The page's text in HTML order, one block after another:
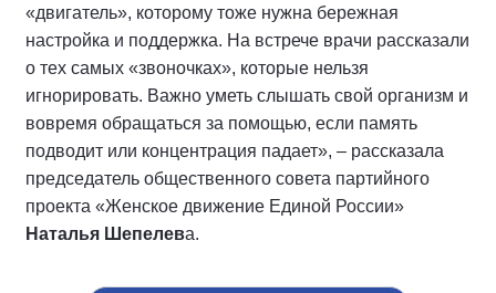
«двигатель», которому тоже нужна бережная
настройка и поддержка. На встрече врачи рассказали
о тех самых «звоночках», которые нельзя
игнорировать. Важно уметь слышать свой организм и
вовремя обращаться за помощью, если память
подводит или концентрация падает», – рассказала
председатель общественного совета партийного
проекта «Женское движение Единой России»
Наталья Шепелева.